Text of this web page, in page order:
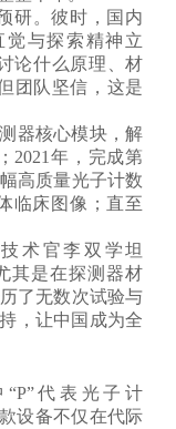
研。彼时，国内
与探索精神立
论什么原理、材
团队坚信，这是
器核心模块，解
2021年，完成第
高质量光子计数
临床图像；直至
术官李双学坦
其是在探测器材
了无数次试验与
，让中国成为全
“P”代表光子计
设备不仅在代际